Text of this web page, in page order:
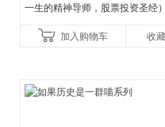
一生的精神导师，股票投资圣经）
加入购物车 收藏